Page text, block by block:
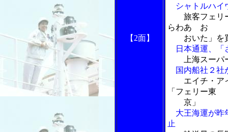
【2面】
シャトルハイ
旅客フェリ
らわあ お
おいた」を
日本通運、「
上海スー
国内船社２社
エイチ・ア
「フェリー東
京」
大王海運が昨
止